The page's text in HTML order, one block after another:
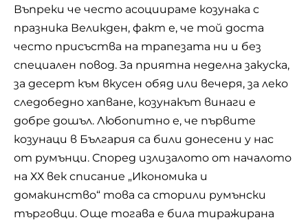
9. Сладкиш „Агнеса“ от Силвия
Тодорова